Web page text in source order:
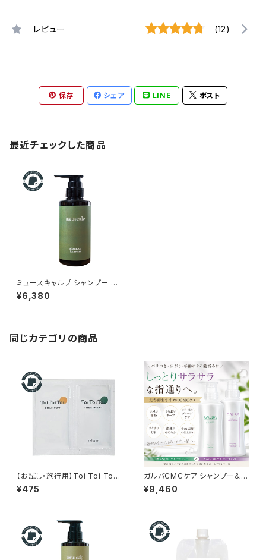
レビュー (12)
保存 シェア LINE ポスト
最近チェックした商品
ミュースキャルプ シャンプー フ
ォーカスケア280mL(ボトル)
正規品｜皮脂過剰分泌のお悩
¥6,380
同じカテゴリの商品
【お試し・旅行用】Toi Toi Toi
シャンプー10ml＆トリートメント
10mlセット｜しっとり・さらさら
¥475
ガルバCMCケア シャンプー＆ト
リートメント 各400ml｜パサつ
き・広がり・ダメージ毛に
¥9,460